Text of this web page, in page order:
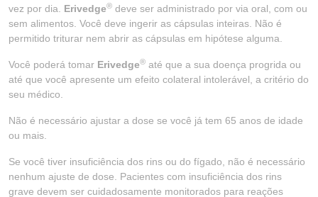
vez por dia. Erivedge® deve ser administrado por via oral, com ou
sem alimentos. Você deve ingerir as cápsulas inteiras. Não é
permitido triturar nem abrir as cápsulas em hipótese alguma.
Você poderá tomar Erivedge® até que a sua doença progrida ou
até que você apresente um efeito colateral intolerável, a critério do
seu médico.
Não é necessário ajustar a dose se você já tem 65 anos de idade
ou mais.
Se você tiver insuficiência dos rins ou do fígado, não é necessário
nenhum ajuste de dose. Pacientes com insuficiência dos rins
grave devem ser cuidadosamente monitorados para reações